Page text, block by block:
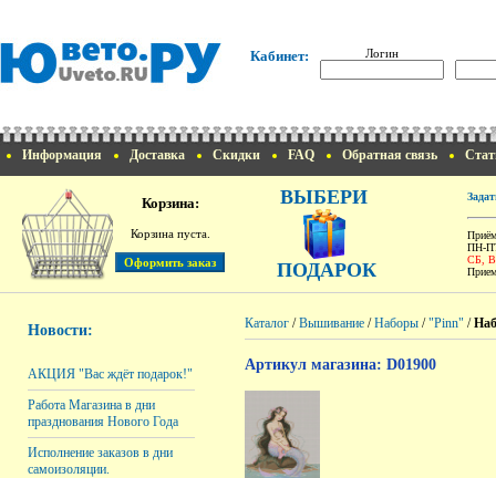
Кабинет: Логин
Информация Доставка Скидки FAQ Обратная связь
Корзина:
Корзина пуста.
ВЫБЕРИ
ПОДАРОК
ПН-
СБ,
Новости:
АКЦИЯ "Вас ждёт подарок!"
Работа Магазина в дни
празднования Нового Года
Исполнение заказов в дни
самоизоляции.
Каталог /Вышивание /Наборы /"Pinn" /
Артикул магазина: D01900